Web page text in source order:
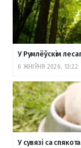
У Румлёўскім
6 ЖНІЎНЯ 2026, 13:22
У сувязі са